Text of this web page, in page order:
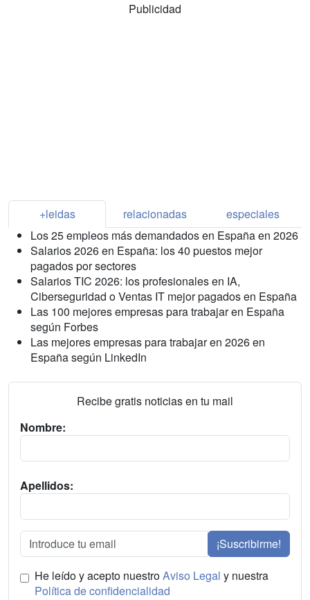
Publicidad
+leidas relacionadas
especiales
Los 25 empleos más demandados en España en 2026
Salarios 2026 en España: los 40 puestos mejor
pagados por sectores
Salarios TIC 2026: los profesionales en IA,
Ciberseguridad o Ventas IT mejor pagados en España
Las 100 mejores empresas para trabajar en España
según Forbes
Las mejores empresas para trabajar en 2026 en
España según LinkedIn
Recibe gratis noticias en tu mail
Nombre:
Apellidos:
¡Suscribirme!
He leído y acepto nuestroAviso Legal y nuestra
Política de confidencialidad